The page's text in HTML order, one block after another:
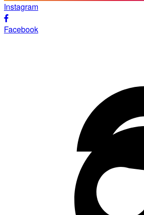
Instagram
Facebook